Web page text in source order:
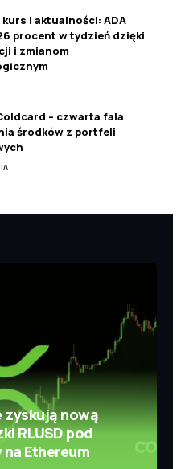
i aktualności: ADA
procent w tydzień dzięki
i zmianom
– czwarta fala
środków z portfeli
zyskują nową
RLUSD pod
na Ethereum